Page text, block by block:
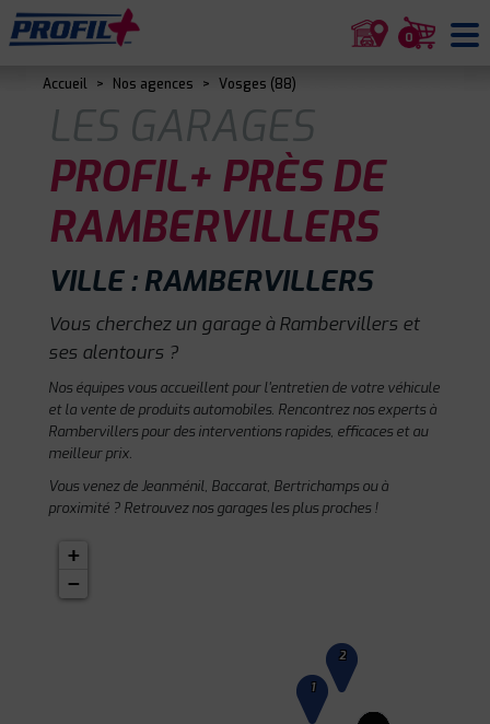
0
Accueil > Nos agences > Vosges (88)
LES GARAGES
PROFIL+ PRÈS DE
RAMBERVILLERS
VILLE : RAMBERVILLERS
Vous cherchez un garage à Rambervillers et
ses alentours ?
Nos équipes vous accueillent pour l'entretien de votre véhicule
et la vente de produits automobiles. Rencontrez nos experts à
Rambervillers pour des interventions rapides, efficaces et au
meilleur prix.
Vous venez de Jeanménil, Baccarat, Bertrichamps ou à
proximité ? Retrouvez nos garages les plus proches !
1
2
+
−